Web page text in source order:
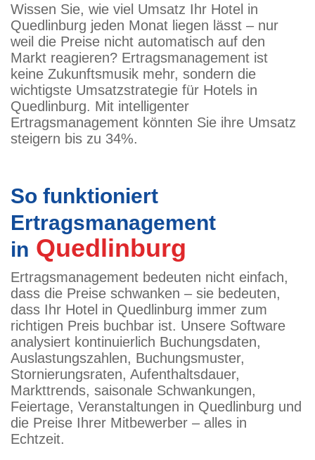
Wissen Sie, wie viel Umsatz Ihr Hotel in
Quedlinburg jeden Monat liegen lässt – nur
weil die Preise nicht automatisch auf den
Markt reagieren? Ertragsmanagement ist
keine Zukunftsmusik mehr, sondern die
wichtigste Umsatzstrategie für Hotels in
Quedlinburg. Mit intelligenter
Ertragsmanagement könnten Sie ihre Umsatz
steigern bis zu 34%.
So funktioniert
Ertragsmanagement
in Quedlinburg
Ertragsmanagement bedeuten nicht einfach,
dass die Preise schwanken – sie bedeuten,
dass Ihr Hotel in Quedlinburg immer zum
richtigen Preis buchbar ist. Unsere Software
analysiert kontinuierlich Buchungsdaten,
Auslastungszahlen, Buchungsmuster,
Stornierungsraten, Aufenthaltsdauer,
Markttrends, saisonale Schwankungen,
Feiertage, Veranstaltungen in Quedlinburg und
die Preise Ihrer Mitbewerber – alles in
Echtzeit.